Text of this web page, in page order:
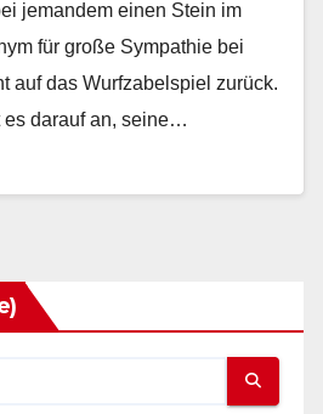
jemandem einen Stein im
für große Sympathie bei
auf das Wurfzabelspiel zurück.
es darauf an, seine…